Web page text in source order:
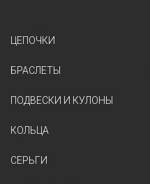
ЦЕПОЧКИ
БРАСЛЕТЫ
ПОДВЕСКИ И КУЛОНЫ
КОЛЬЦА
СЕРЬГИ